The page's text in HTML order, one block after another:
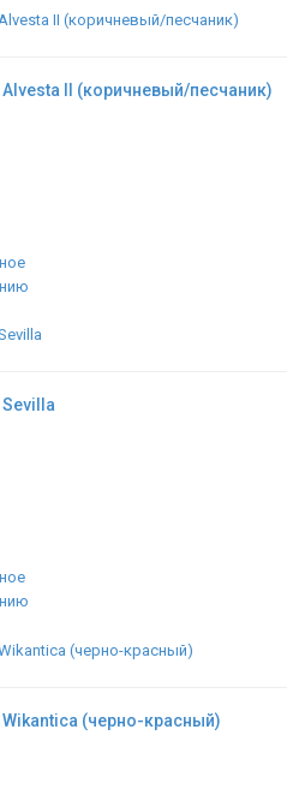
II (коричневый/песчаник)
(черно-красный)